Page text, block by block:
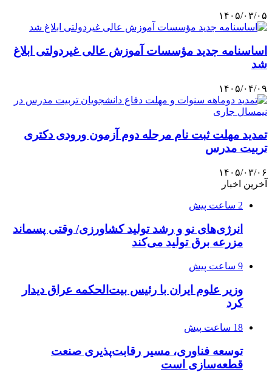
۱۴۰۵/۰۳/۰۵
اساسنامه جدید مؤسسات آموزش عالی غیردولتی ابلاغ
شد
۱۴۰۵/۰۴/۰۹
تمدید مهلت ثبت نام مرحله دوم آزمون ورودی دکتری
تربیت مدرس
۱۴۰۵/۰۳/۰۶
آخرین اخبار
2 ساعت پیش
انرژی‌های نو و رشد تولید کشاورزی/ وقتی پسماند
مزرعه‌ برق تولید می‌کند
9 ساعت پیش
وزیر علوم ایران با رئیس بیت‌الحکمه عراق دیدار
کرد
18 ساعت پیش
توسعه فناوری، مسیر رقابت‌پذیری صنعت
قطعه‌سازی است